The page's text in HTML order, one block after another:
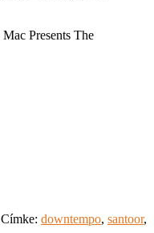
Presents The
Címke: downtempo, santoor,